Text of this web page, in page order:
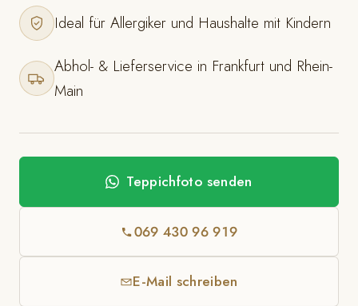
Ideal für Allergiker und Haushalte mit Kindern
Abhol- & Lieferservice in Frankfurt und Rhein-
Main
Teppichfoto senden
069 430 96 919
E-Mail schreiben